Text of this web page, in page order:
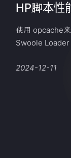
HP脚本性
使用 opcache
Swoole
2024-12-11